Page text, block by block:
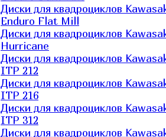
Диски для квадроциклов
Enduro Flat Mill
Диски для квадроциклов
Hurricane
Диски для квадроциклов
ITP 212
Диски для квадроциклов
ITP 216
Диски для квадроциклов
ITP 312
Диски для квадроциклов